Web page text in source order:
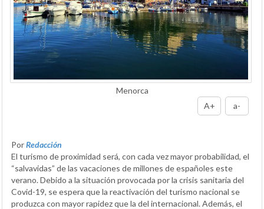
Menorca
A+
a-
PorRedacción
El turismo de proximidad será, con cada vez mayor probabilidad, el
“salvavidas” de las vacaciones de millones de españoles este
verano. Debido a la situación provocada por la crisis sanitaria del
Covid-19, se espera que la reactivación del turismo nacional se
produzca con mayor rapidez que la del internacional. Además, el